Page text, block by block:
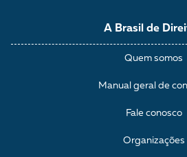
A Brasil de
Quem somos
Manual geral de
Fale conosco
Organizações